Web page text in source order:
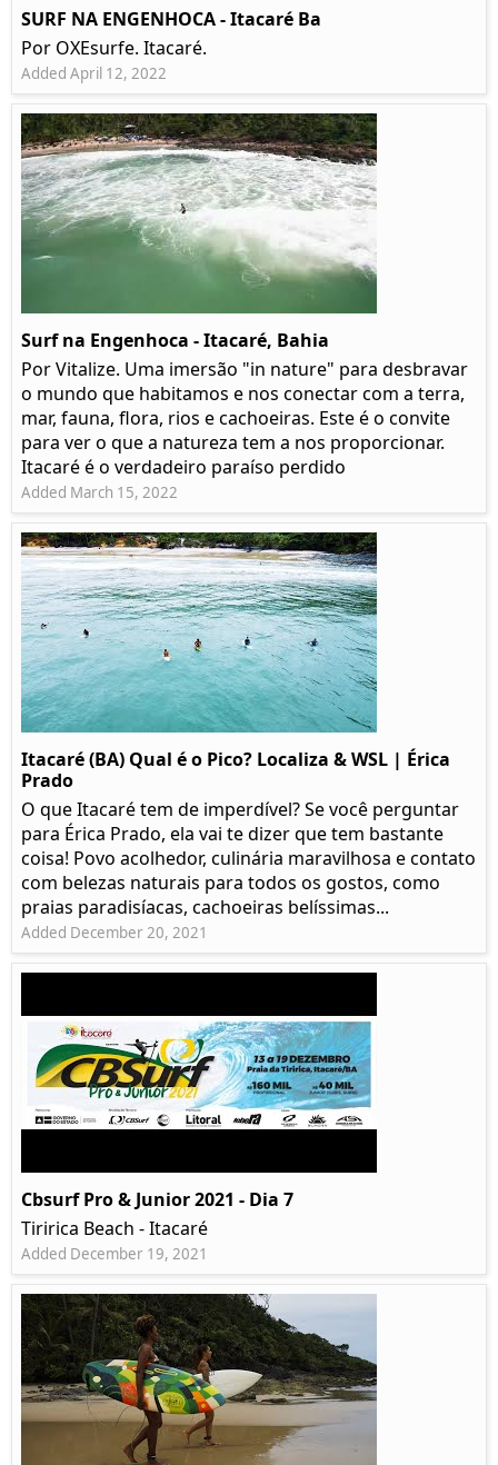
SURF NA ENGENHOCA - Itacaré Ba
Por OXEsurfe. Itacaré.
Added April 12, 2022
Surf na Engenhoca - Itacaré, Bahia
Por Vitalize. Uma imersão "in nature" para desbravar
o mundo que habitamos e nos conectar com a terra,
mar, fauna, flora, rios e cachoeiras. Este é o convite
para ver o que a natureza tem a nos proporcionar.
Itacaré é o verdadeiro paraíso perdido
Added March 15, 2022
Itacaré (BA) Qual é o Pico? Localiza & WSL | Érica
Prado​
O que Itacaré tem de imperdível? Se você perguntar
para Érica Prado, ela vai te dizer que tem bastante
coisa!​ Povo acolhedor, culinária maravilhosa e contato
com belezas naturais para todos os gostos, como
praias paradisíacas, cachoeiras belíssimas...
Added December 20, 2021
Cbsurf Pro & Junior 2021 - Dia 7
Tiririca Beach - Itacaré
Added December 19, 2021